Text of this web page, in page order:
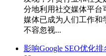
分地利用社交媒体平台
媒体已成为人们工作和
不容忽视...
影响Google SEO优化